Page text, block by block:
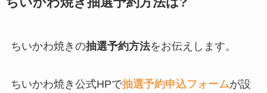
ちいかわ焼きの抽選予約方法をお伝えします。
ちいかわ焼き公式HPで抽選予約申込フォームが設